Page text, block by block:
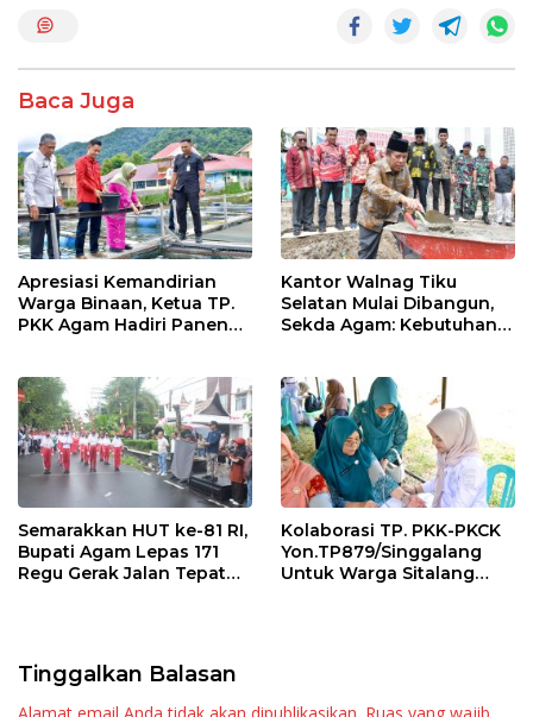
o
k
p
p
Baca Juga
Apresiasi Kemandirian
Warga Binaan, Ketua TP.
PKK Agam Hadiri Panen
Kantor Walnag Tiku
Selatan Mulai Dibangun,
Sekda Agam: Kebutuhan
Semarakkan HUT ke-81 RI,
Bupati Agam Lepas 171
Regu Gerak Jalan Tepat
Kolaborasi TP. PKK-PKCK
Yon.TP879/Singgalang
Untuk Warga Sitalang
Tinggalkan Balasan